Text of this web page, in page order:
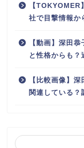
【
社で目撃情報か
【動画】深田
と性格からも？
【比較画像】
関連している？